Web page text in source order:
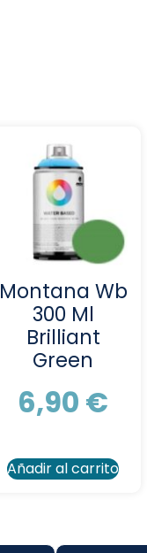
Montana Wb
300 Ml
Brilliant
Green
6,90 €
Añadir al carrito